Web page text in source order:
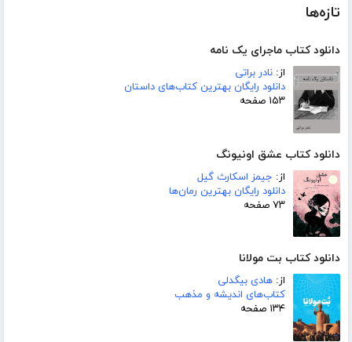
تازه‌ها
دانلود کتاب ماجرای یک نامه
از: نادر براتی
دانلود رایگان بهترین کتاب‌های داستان
۱۵۳ صفحه
دانلود کتاب عشق اونیونگ
از: جیمز اسکارث گیل
دانلود رایگان بهترین رمان‌ها
۷۳ صفحه
دانلود کتاب بت مولانا
از: هادی بیگدلی
کتاب‌های اندیشه و مذهب
۱۳۴ صفحه